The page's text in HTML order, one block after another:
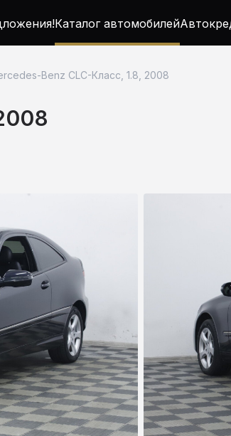
Каталог автомобилей
Benz CLC-Класс, 1.8, 2008